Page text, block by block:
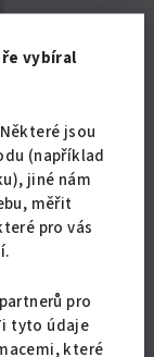
vybíral
jsou
(například
jiné nám
měřit
pro vás
pro
tyto údaje
které
KÓD:07023/BUK